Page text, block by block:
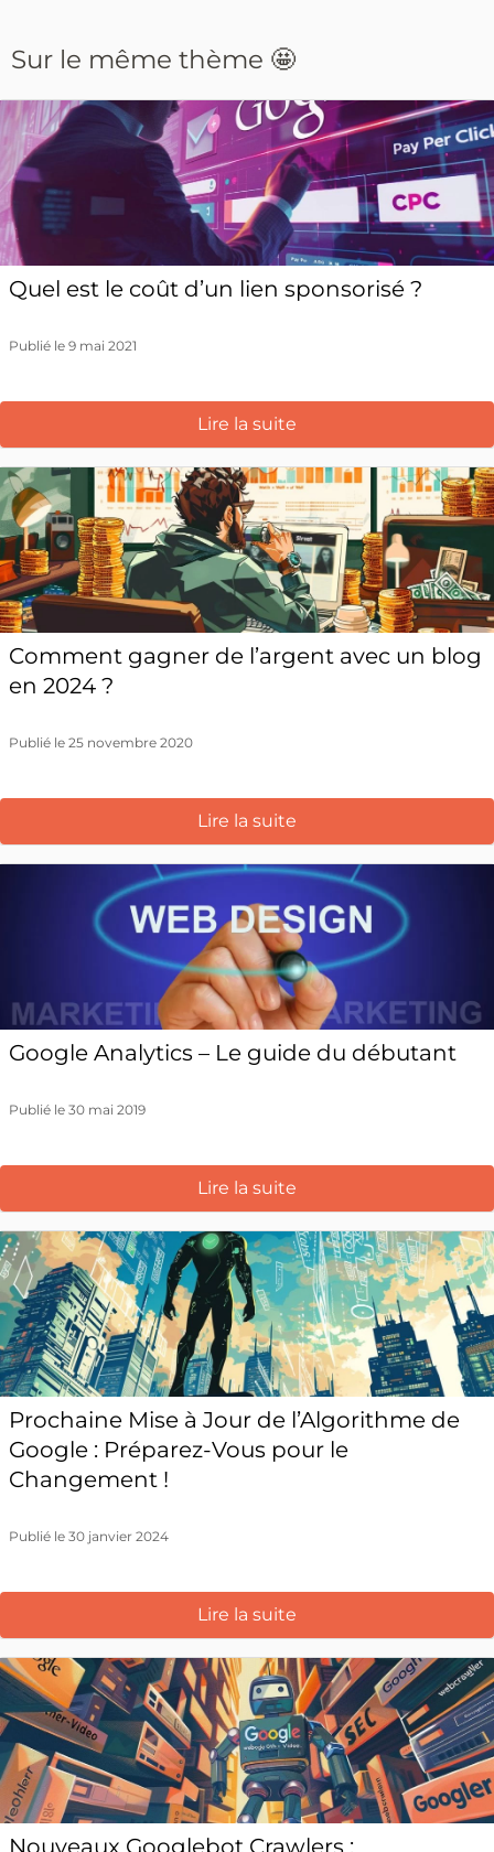
Sur le même thème 🤩
Quel est le coût d’un lien sponsorisé ?
Publié le 9 mai 2021
Lire la suite
Comment gagner de l’argent avec un blog
en 2024 ?
Publié le 25 novembre 2020
Lire la suite
Google Analytics – Le guide du débutant
Publié le 30 mai 2019
Lire la suite
Prochaine Mise à Jour de l’Algorithme de
Google : Préparez-Vous pour le
Changement !
Publié le 30 janvier 2024
Lire la suite
Nouveaux Googlebot Crawlers :